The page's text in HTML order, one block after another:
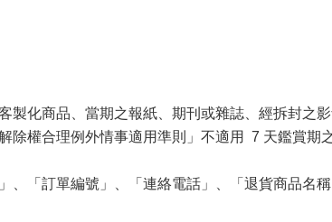
化商品、當期之報紙、期刊或雜誌、經拆封之影
除權合理例外情事適用準則」不適用 7 天鑑賞期
「訂單編號」、「連絡電話」、「退貨商品名